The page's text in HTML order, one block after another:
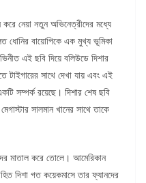
করে নেয়া নতুন অভিনেত্রীদের মধ্যে
ধোনির বায়োপিকে এক মুখ্য ভূমিকা
এই ছবি দিয়ে বলিউডে দিশার
টাইগারের সাথে দেখা যায় এবং এই
সম্পর্ক রয়েছে। দিশার শেষ ছবি
সালমান খানের সাথে তাকে
মাতাল করে তোলে। আমেরিকান
দিশা গত কয়েকমাসে তার ফ্যানদের